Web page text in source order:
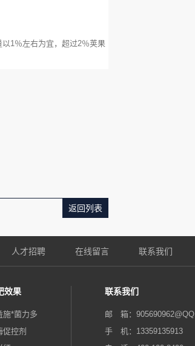
1％左右为宜，超过2％荚果
返回列表
人才招聘 在线留言 联系我们
效果
施*菌力多
促控剂
联系我们
邮 箱：
手 机：13359135913